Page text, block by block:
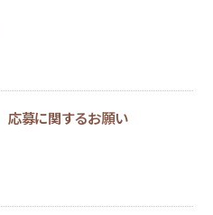
応募に関するお願い